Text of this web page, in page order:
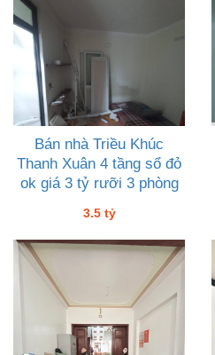
Bán nhà Triều Khúc
Thanh Xuân 4 tầng sổ đỏ
ok giá 3 tỷ rưỡi 3 phòng
3.5 tỷ